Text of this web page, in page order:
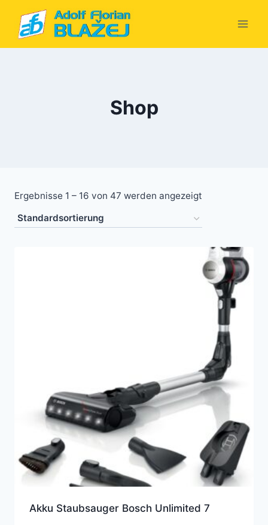
Inhalt
springen
Shop
Ergebnisse 1 – 16 von 47 werden angezeigt
Akku Staubsauger Bosch Unlimited 7